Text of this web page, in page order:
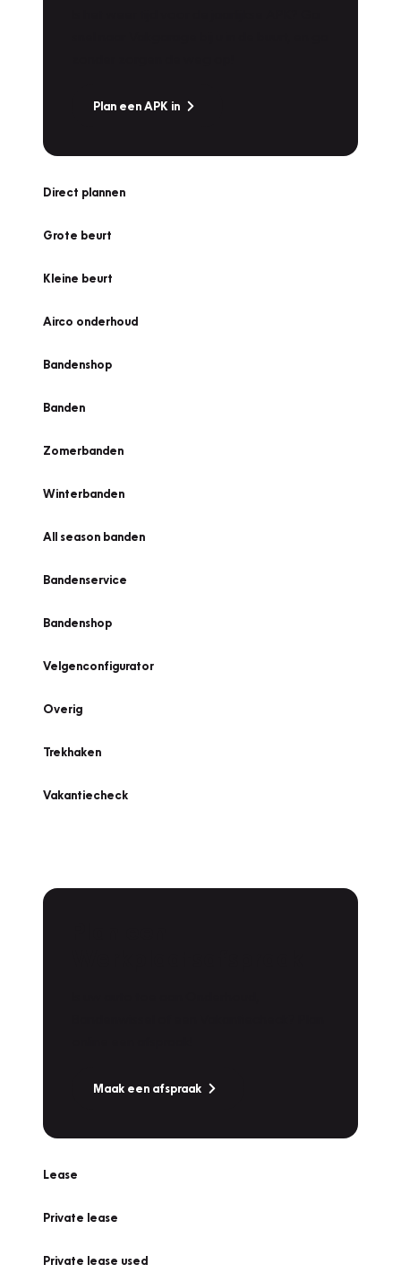
Plan een APK in
Direct plannen
Grote beurt
Kleine beurt
Airco onderhoud
Bandenshop
Banden
Zomerbanden
Winterbanden
All season banden
Bandenservice
Bandenshop
Velgenconfigurator
Overig
Trekhaken
Vakantiecheck
Maak een afspraak
Lease
Private lease
Private lease used